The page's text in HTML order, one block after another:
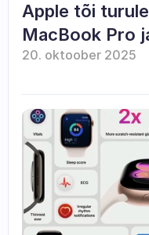
Apple tõi
MacBook Pro
20. oktoober 2025